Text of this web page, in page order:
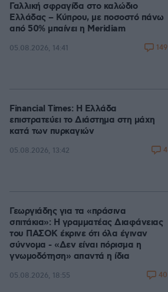
Γαλλική σφραγίδα στο καλώδιο
Ελλάδας – Κύπρου, με ποσοστό πάνω
από 50% μπαίνει η Meridiam
05.08.2026, 14:41 149
Financial Times: Η Ελλάδα
επιστρατεύει το Διάστημα στη μάχη
κατά των πυρκαγιών
05.08.2026, 13:42 4
Γεωργιάδης για τα «πράσινα
σπιτάκια»: Η γραμματέας Διαφάνειας
του ΠΑΣΟΚ έκρινε ότι όλα έγιναν
σύννομα - «Δεν είναι πόρισμα η
γνωμοδότηση» απαντά η ίδια
05.08.2026, 18:55 40